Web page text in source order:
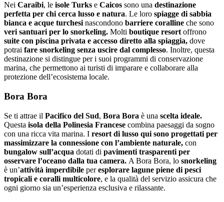
Nei Caraibi, le isole Turks e Caicos sono una destinazione
perfetta per chi cerca lusso e natura. Le loro spiagge di sabbia
bianca e acque turchesi nascondono barriere coralline che sono
veri santuari per lo snorkeling. Molti boutique resort offrono
suite con piscina privata e accesso diretto alla spiaggia, dove
potrai fare snorkeling senza uscire dal complesso. Inoltre, questa
destinazione si distingue per i suoi programmi di conservazione
marina, che permettono ai turisti di imparare e collaborare alla
protezione dell’ecosistema locale.
Bora Bora
Se ti attrae il Pacifico del Sud, Bora Bora è una scelta ideale.
Questa isola della Polinesia Francese combina paesaggi da sogno
con una ricca vita marina. I resort di lusso qui sono progettati per
massimizzare la connessione con l’ambiente naturale, con
bungalow sull’acqua dotati di pavimenti trasparenti per
osservare l’oceano dalla tua camera. A Bora Bora, lo snorkeling
è un’attività imperdibile peresplorare lagune piene di pesci
tropicali e coralli multicolore, e la qualità del servizio assicura che
ogni giorno sia un’esperienza esclusiva e rilassante.